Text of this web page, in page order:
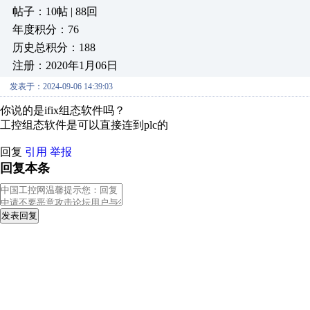
帖子：10帖 | 88回
年度积分：76
历史总积分：188
注册：2020年1月06日
发表于：2024-09-06 14:39:03
你说的是ifix组态软件吗？
工控组态软件是可以直接连到plc的
回复 引用 举报
回复本条
发表回复